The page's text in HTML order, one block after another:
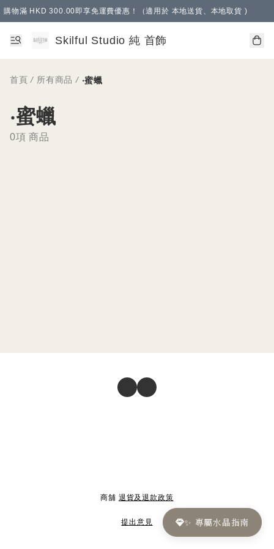
✨ 專屬水晶指南
購物滿 HKD 300.00即享免運費優惠！（適用於 本地送貨、本地取貨 )
Skilful Studio 純 首飾
首頁 / 所有商品 / ‧蜜蠟
‧蜜蠟
0項 商品
商舖 退貨及退款政策
提出意見